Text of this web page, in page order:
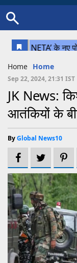
Uttar Pradesh
Chhattisgarh
Bihar
Cricket
Football
Home Home
Sep 22, 2024, 21:31 IST
JK News:
आतंकियों के
ByGlobal News10